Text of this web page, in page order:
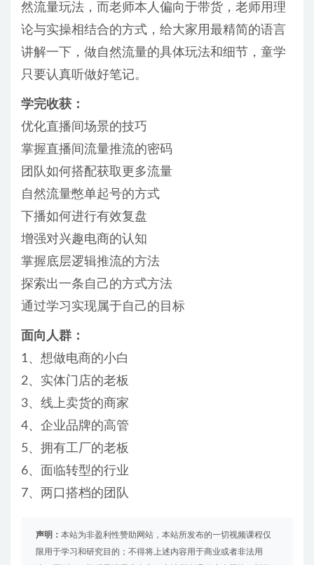
然流量玩法，而老师本人偏向于带货，老师用理
论与实操相结合的方式，给大家用最精简的语言
讲解一下，做自然流量的具体玩法和细节，童学
只要认真听做好笔记。
学完收获：
优化直播间场景的技巧
掌握直播间流量推流的密码
团队如何搭配获取更多流量
自然流量憋单起号的方式
下播如何进行有效复盘
增强对兴趣电商的认知
掌握底层逻辑推流的方法
探索出一条自己的方式方法
通过学习实现属于自己的目标
面向人群：
1、想做电商的小白
2、实体门店的老板
3、线上卖货的商家
4、企业品牌的高管
5、拥有工厂的老板
6、面临转型的行业
7、两口搭档的团队
声明： 本站为非盈利性赞助网站，本站所发布的一切视频课程仅
限用于学习和研究目的；不得将上述内容用于商业或者非法用